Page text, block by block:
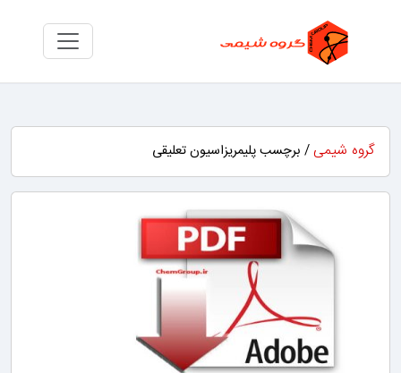
گروه شیمی / برچسب پلیمریزاسیون تعلیقی